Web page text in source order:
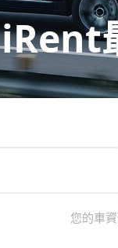
您的車